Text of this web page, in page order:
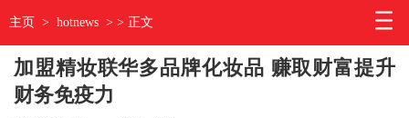
主页 > hotnews > > 正文
加盟精妆联华多品牌化妆品 赚取财富提升
财务免疫力